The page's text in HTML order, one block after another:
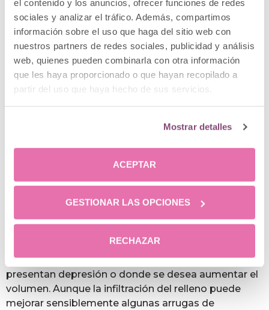
el contenido y los anuncios, ofrecer funciones de redes
sociales y analizar el tráfico. Además, compartimos
información sobre el uso que haga del sitio web con
nuestros partners de redes sociales, publicidad y análisis
web, quienes pueden combinarla con otra información
que les haya proporcionado o que hayan recopilado a
partir del uso que haya hecho de sus servicios.
Mostrar detalles
ACEPTAR
GESTIONAR LAS OPCIONES
RECHAZAR
Es importante conocer la
diferencia entre el
eliminador de patas de gallo y los rellenos
faciales
, ya que a menudo tienden a confundirse,
pero sus aplicaciones son completamente
diferentes.
El eliminador de líneas de expresión es un producto
que tiene como finalidad la parálisis de los músculos
expresión en la cara. Su duración es de 5 a 6 meses y,
al contrario que los productos de relleno, el
eliminador de patas de gallo no es un tratamiento
eliminador de líneas de expresión está indicada
únicamente en el tercio medio superior de la cara.
Los rellenos faciales por su composición y densidad
permiten engrosar aquellas zonas de la cara que
presentan depresión o donde se desea aumentar el
volumen. Aunque la infiltración del relleno puede
mejorar sensiblemente algunas arrugas de